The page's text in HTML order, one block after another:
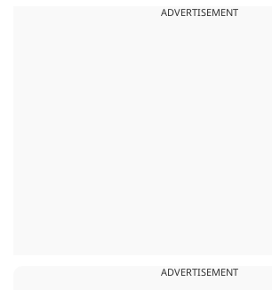
ADVERTISEMENT
ADVERTISEMENT